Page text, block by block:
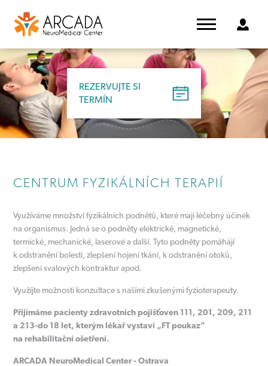
REZERVUJTE SI
TERMÍN
REZERVUJTE SI
TERMÍN
CENTRUM FYZIKÁLNÍCH TERAPIÍ
Využíváme množství fyzikálních podnětů, které mají léčebný účinek
na organismus. Jedná se o podněty elektrické, magnetické,
termické, mechanické, laserové a další. Tyto podněty pomáhájí
k odstranění bolesti, zlepšení hojení tkání, k odstranění otoků,
zlepšení svalových kontraktur apod.
Využíjte možnosti konzultace s našími zkušenými fyzioterapeuty.
Přijímáme pacienty zdravotních pojišťoven 111, 201, 209, 211
a 213-do 18 let, kterým lékař vystaví „FT poukaz”
na rehabilitační ošetření.
ARCADA NeuroMedical Center - Ostrava